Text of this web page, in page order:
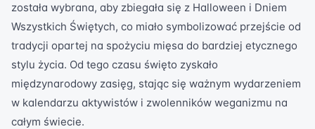
została wybrana, aby zbiegała się z Halloween i Dniem
Wszystkich Świętych, co miało symbolizować przejście od
tradycji opartej na spożyciu mięsa do bardziej etycznego
stylu życia. Od tego czasu święto zyskało
międzynarodowy zasięg, stając się ważnym wydarzeniem
w kalendarzu aktywistów i zwolenników weganizmu na
całym świecie.